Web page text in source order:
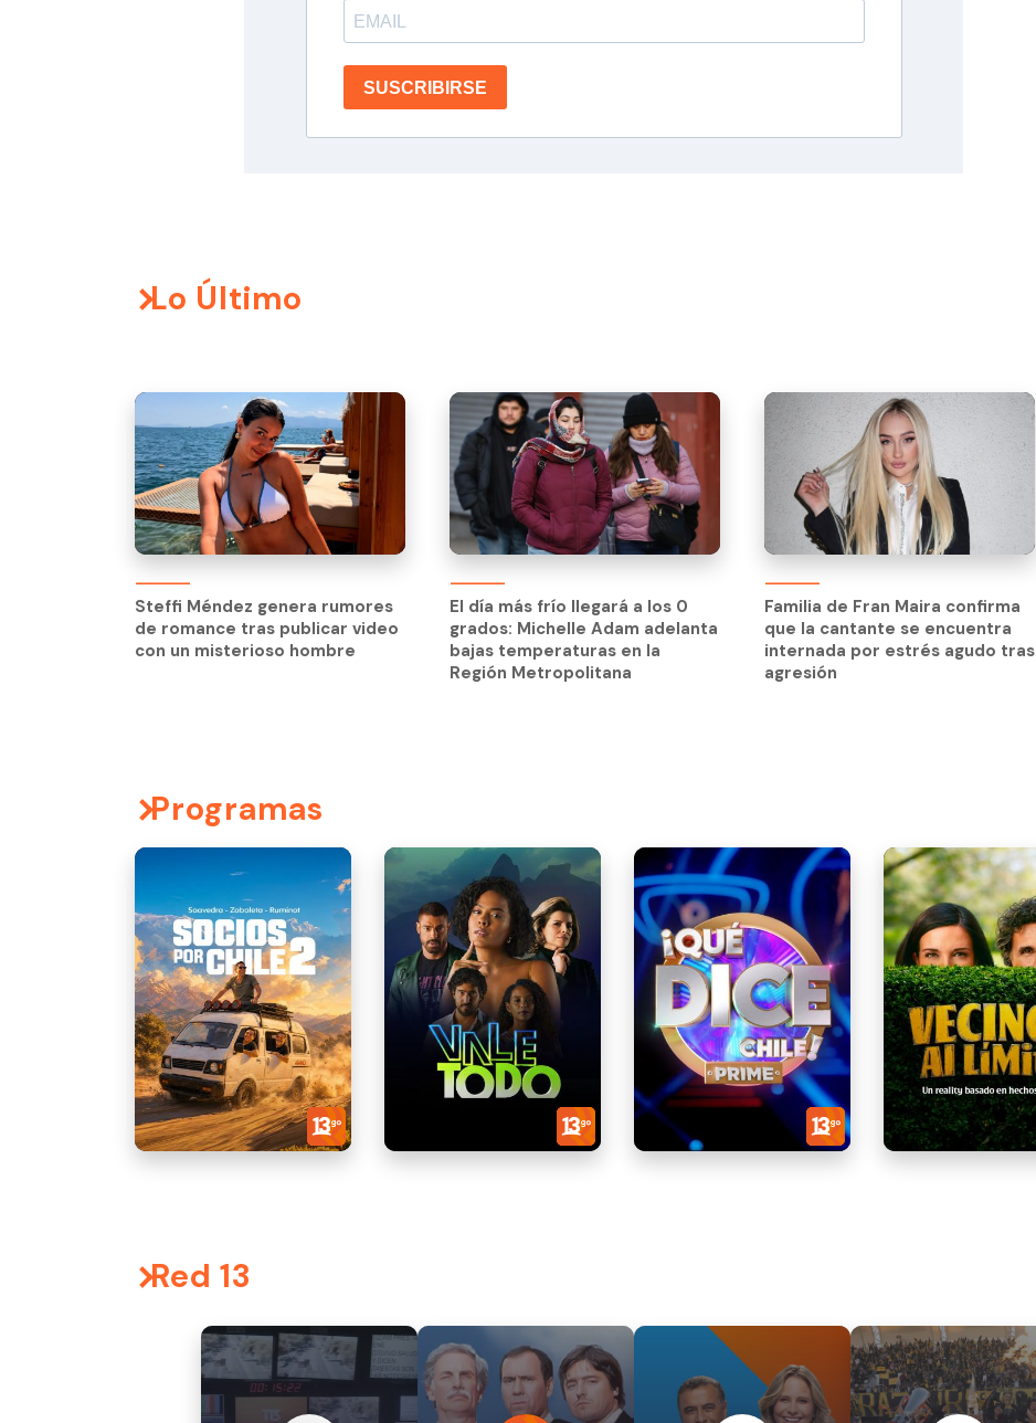
SUSCRIBIRSE
Lo Último
Steffi Méndez genera rumores
de romance tras publicar video
con un misterioso hombre
Steffi Méndez genera rumores
de romance tras publicar video
con un misterioso hombre
El día más frío llegará a los 0
grados: Michelle Adam adelanta
bajas temperaturas en la
Región Metropolitana
El día más frío llegará a los 0
grados: Michelle Adam adelanta
bajas temperaturas en la
Región Metropolitana
Familia de Fran Maira confirma
que la cantante se encuentra
internada por estrés agudo tras
agresión
Programas
Red 13